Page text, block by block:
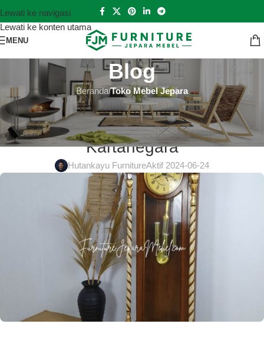
Lewati ke navigasi
Lewati ke konten utama
MENU
Blog
Beranda/Toko Mebel Jepara
TOKO MEBEL JEPARA
Toko Mebel Jepara Kutai
Kartanegara
Hutankayu FurnitureAktif 2024-06-24